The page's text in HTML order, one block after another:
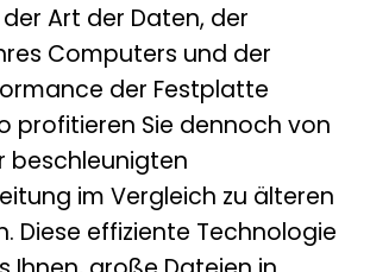
Art der Daten, der
Computers und der
der Festplatte
profitieren Sie dennoch von
beschleunigten
im Vergleich zu älteren
Diese effiziente Technologie